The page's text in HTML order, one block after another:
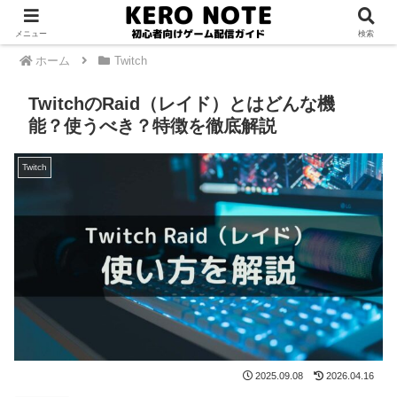
PR
ホーム Twitch
TwitchのRaid（レイド）とはどんな機
能？使うべき？特徴を徹底解説
Twitch
2025.09.08 2026.04.16
メニュー 検索